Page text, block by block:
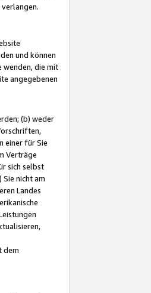
und können
wenden, die mit
angegebenen
(b) weder
einer für Sie
Verträge
sich selbst
nicht am
Landes
dem